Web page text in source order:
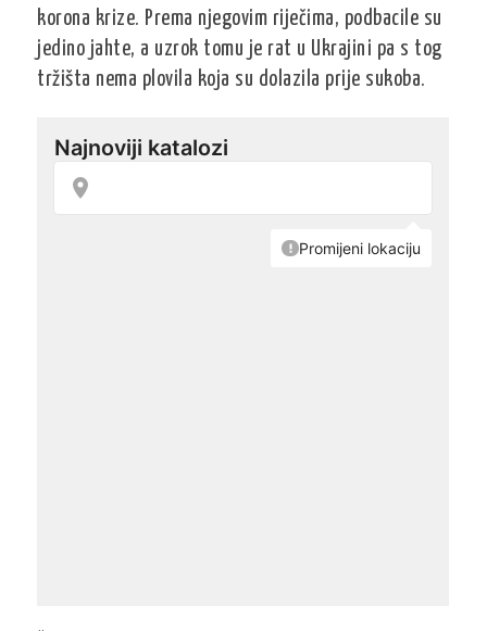
korona krize. Prema njegovim riječima, podbacile su
jedino jahte, a uzrok tomu je rat u Ukrajini pa s tog
tržišta nema plovila koja su dolazila prije sukoba.